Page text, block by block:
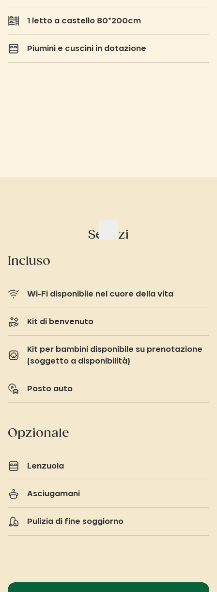
1 letto a castello 80*200cm
Piumini e cuscini in dotazione
Servizi
Incluso
Wi-Fi disponibile nel cuore della vita
Kit di benvenuto
Kit per bambini disponibile su prenotazione
(soggetto a disponibilità)
Posto auto
Opzionale
Lenzuola
Asciugamani
Pulizia di fine soggiorno